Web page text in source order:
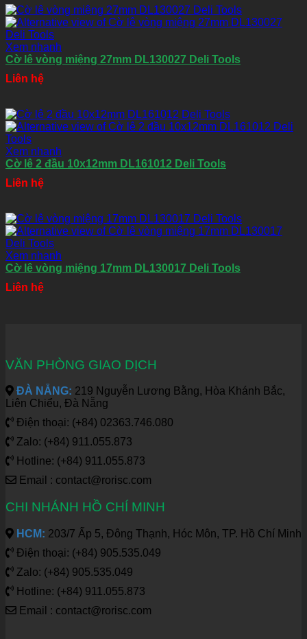
Xem nhanh
Cờ lê vòng miệng 27mm DL130027 Deli Tools
Liên hệ
Xem nhanh
Cờ lê 2 đầu 10x12mm DL161012 Deli Tools
Liên hệ
Xem nhanh
Cờ lê vòng miệng 17mm DL130017 Deli Tools
Liên hệ
VĂN PHÒNG GIAO DỊCH
ĐÀ NẴNG: 219 Nguyễn Lương Bằng, Hòa Khánh Bắc,
Liên Chiểu, Đà Nẵng
Điện thoại: (+84) 02363.746.080
Zalo: (+84) 911.055.873
Hotline: (+84) 911.055.873
Email : contact@rorisc.com
CHI NHÁNH HỒ CHÍ MINH
HCM: 203/7 Ấp 5, Đông Thạnh, Hóc Môn, TP. Hồ Chí Minh
Điện thoại: (+84) 905.535.049
Zalo: (+84) 905.535.049
Hotline: (+84) 911.055.873
Email : contact@rorisc.com